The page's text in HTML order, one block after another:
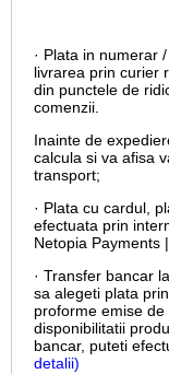
· Plata in numerar
livrarea prin curier
din punctele de
comenzii.
Inainte de
calcula si va afisa
transport;
· Plata cu cardul,
efectuata prin
Netopia Payments
· Transfer bancar
sa alegeti plata
proforme emise
disponibilitatii
bancar, puteti
detalii)